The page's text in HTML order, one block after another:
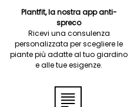
Plantfit, la nostra app anti-
spreco
Ricevi una consulenza
personalizzata per scegliere le
piante più adatte al tuo giardino
e alle tue esigenze.